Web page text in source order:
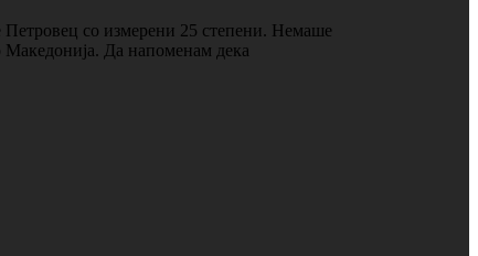
со измерени 25 степени. Немаше
Македонија. Да напоменам дека